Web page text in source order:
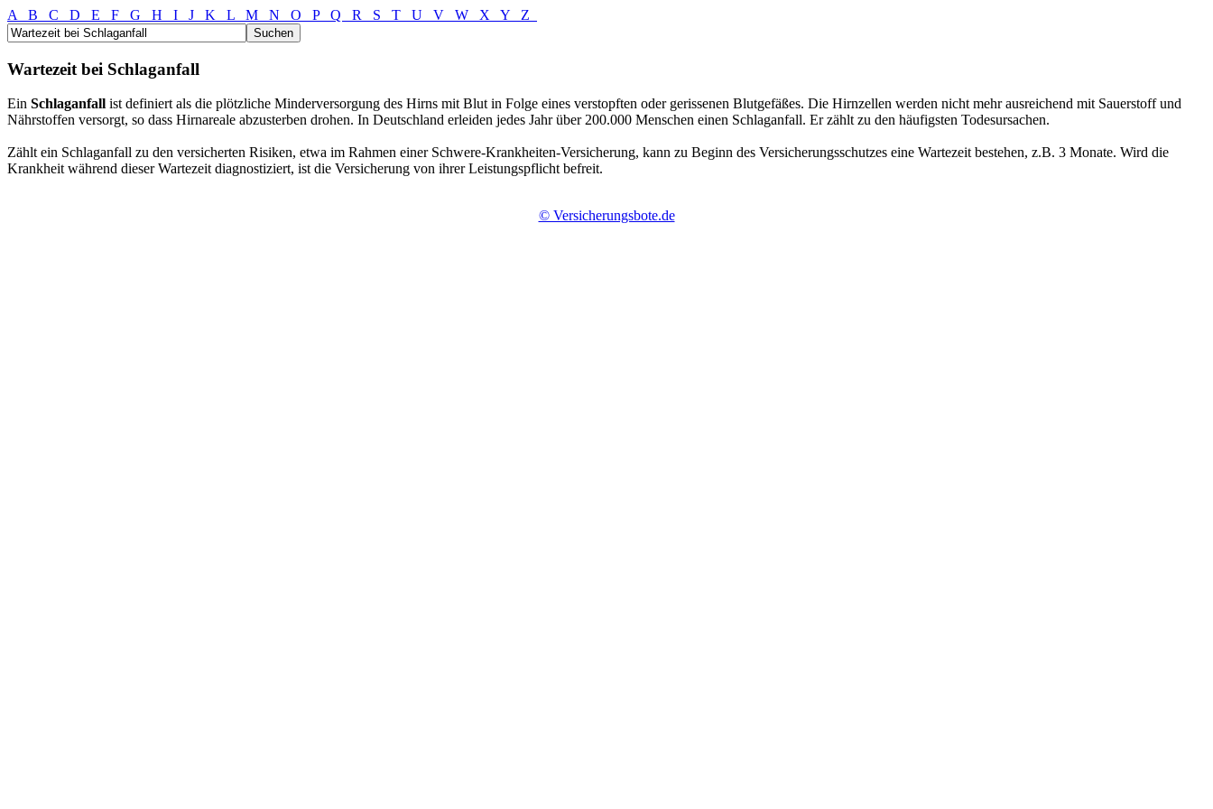
A B C D E F G H I J K L M N O P Q R S T U V W X Y Z
Wartezeit bei Schlaganfall
Ein Schlaganfall ist definiert als die plötzliche Minderversorgung des Hirns mit Blut in Folge eines verstopften oder gerissenen Blutgefäßes. Die Hirnzellen werden nicht mehr ausreichend mit Sauerstoff und
Nährstoffen versorgt, so dass Hirnareale abzusterben drohen. In Deutschland erleiden jedes Jahr über 200.000 Menschen einen Schlaganfall. Er zählt zu den häufigsten Todesursachen.
Zählt ein Schlaganfall zu den versicherten Risiken, etwa im Rahmen einer Schwere-Krankheiten-Versicherung, kann zu Beginn des Versicherungsschutzes eine Wartezeit bestehen, z.B. 3 Monate. Wird die
Krankheit während dieser Wartezeit diagnostiziert, ist die Versicherung von ihrer Leistungspflicht befreit.
© Versicherungsbote.de